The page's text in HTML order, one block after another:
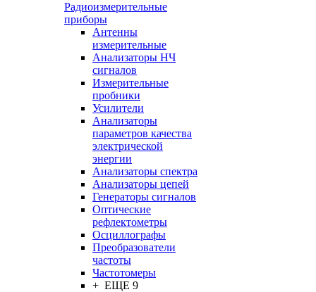
Радиоизмерительные
приборы
Антенны
измерительные
Анализаторы НЧ
сигналов
Измерительные
пробники
Усилители
Анализаторы
параметров качества
электрической
энергии
Анализаторы спектра
Анализаторы цепей
Генераторы сигналов
Оптические
рефлектометры
Осциллографы
Преобразователи
частоты
Частотомеры
+ ЕЩЕ 9